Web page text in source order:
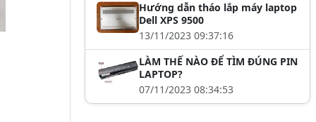
Hướng dẫn tháo lắp máy laptop
Dell XPS 9500
13/11/2023 09:37:16
LÀM THẾ NÀO ĐỂ TÌM ĐÚNG PIN
LAPTOP?
07/11/2023 08:34:53